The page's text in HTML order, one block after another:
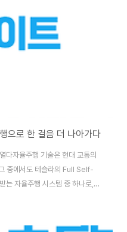
다. 이는 단순한 수치 이상의 의
으로 한 걸음 더 나아가다
다자율주행 기술은 현대 교통의
중에서도 테슬라의 Full Self-
자율주행 시스템 중 하나로,
혀가고 있습니다. 최근 테슬라
과 혁신, 테슬라의 자율주행 로드